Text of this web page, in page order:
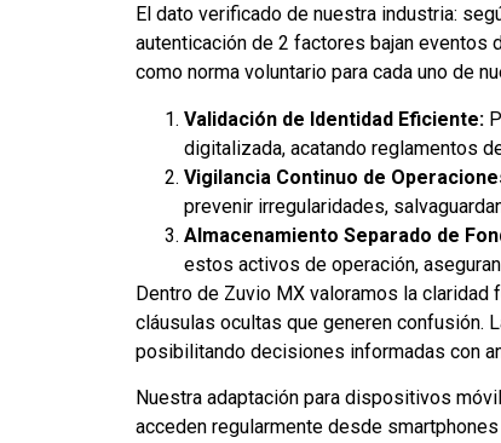
El dato verificado de nuestra industria:
autenticación de 2 factores bajan eventos
como norma voluntario para cada uno de
Validación de Identidad Eficiente:
digitalizada, acatando reglamentos
Vigilancia Continuo de
prevenir irregularidades,
Almacenamiento Separado de
estos activos de operación,
Dentro de Zuvio MX valoramos la
cláusulas ocultas que generen confusión.
posibilitando decisiones informadas con
Nuestra adaptación para dispositivos
acceden regularmente desde